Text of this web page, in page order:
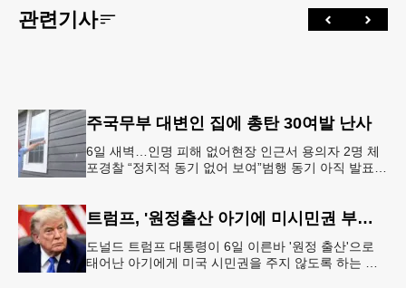
관련기사
주국무부 대변인 집에 총탄 30여발 난사
6일 새벽…인명 피해 없어현장 인근서 용의자 2명 체
포경찰 “정치적 동기 없어 보여”범행 동기 아직 발표
트럼프, '원정출산 아기에 미시민권 부여 금지' 행정명령 서명
도널드 트럼프 대통령이 6일 이른바 '원정 출산'으로
태어난 아기에게 미국 시민권을 주지 않도록 하는 행